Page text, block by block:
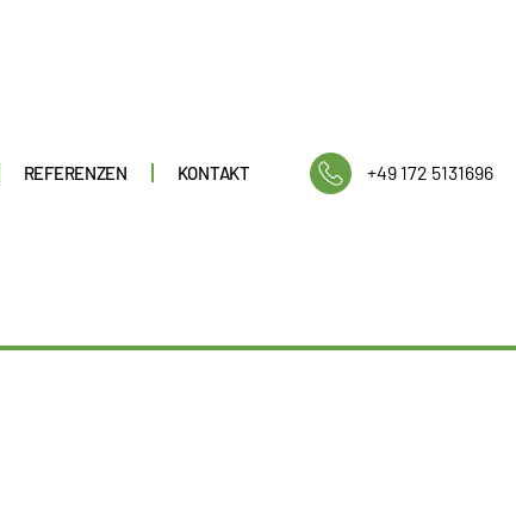
REFERENZEN KONTAKT +49 172 5131696